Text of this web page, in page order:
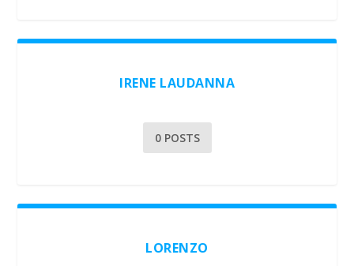
IRENE LAUDANNA
0 POSTS
LORENZO